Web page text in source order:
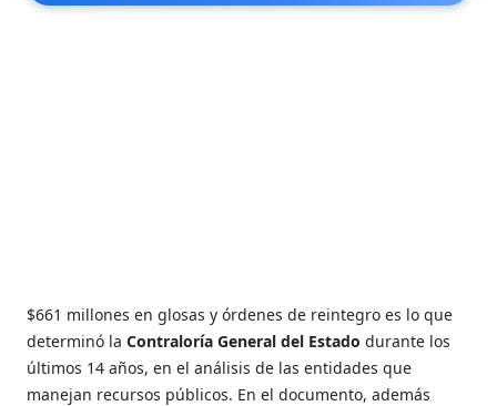
$661 millones en glosas y órdenes de reintegro es lo que
determinó laContraloría General del Estado durante los
últimos 14 años, en el análisis de las entidades que
manejan recursos públicos. En el documento, además